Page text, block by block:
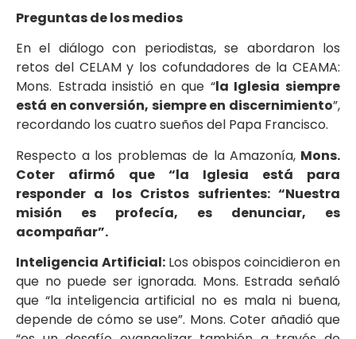
Preguntas de los medios
En el diálogo con periodistas, se abordaron los
retos del CELAM y los cofundadores de la CEAMA:
Mons. Estrada insistió en que “la Iglesia siempre
está en conversión, siempre en discernimiento”,
recordando los cuatro sueños del Papa Francisco.
Respecto a los problemas de la Amazonía, Mons.
Coter afirmó que “la Iglesia está para
responder a los Cristos sufrientes: “Nuestra
misión es profecía, es denunciar, es
acompañar”.
Inteligencia Artificial:Los obispos coincidieron en
que no puede ser ignorada. Mons. Estrada señaló
que “la inteligencia artificial no es mala ni buena,
depende de cómo se use”. Mons. Coter añadió que